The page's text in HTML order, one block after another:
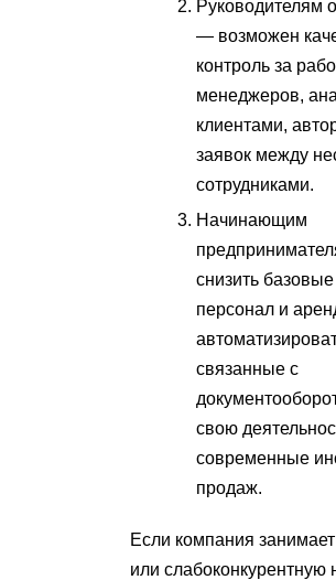
Руководителям
— возможен
контроль за
менеджеров,
клиентами,
заявок между
сотрудниками.
Начинающим
снизить
персонал и
связанные с
свою
современные
продаж.
Если компания
или слабоконкурентную